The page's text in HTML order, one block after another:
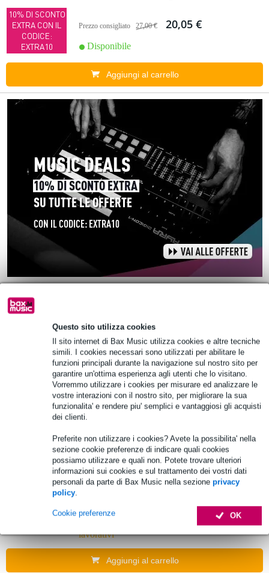
Questo sito utilizza cookies
Il sito internet di Bax Music utilizza cookies e altre tecniche
simili. I cookies necessari sono utilizzati per abilitare le
funzioni principali durante la navigazione sul nostro sito per
garantire un'ottima esperienza agli utenti che lo visitano.
Vorremmo utilizzare i cookies per misurare ed analizzare le
vostre interazioni con il nostro sito, per migliorare la sua
funzionalita' e rendere piu' semplici e vantaggiosi gli acquisti
dei clienti.
Preferite non utilizzare i cookies? Avete la possibilita' nella
sezione cookie preferenze di indicare quali cookies
possiamo utilizzare e quali non. Potete trovare ulteriori
informazioni sui cookies e sul trattamento dei vostri dati
personali da parte di Bax Music nella sezione privacy
policy.
OK
Cookie preferenze
10% DI SCONTO
EXTRA CON IL
CODICE:
EXTRA10
Prezzo consigliato 27,00 € 20,05 €
Disponibile
Aggiungi al carrello
Prezzo consigliato 38,00 € 28,00 €
In stock presso il fornitore
Aggiungi al carrello
Crescendo PR-1571 PRO Amplified 20 dB
gehoorbescherming
48,00 €
Ordina subito e riceverai il prodotto in 6 giorni
lavorativi
Aggiungi al carrello